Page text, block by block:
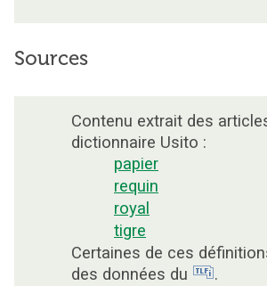
Sources
Contenu extrait des
dictionnaire Usito :
papier
requin
royal
tigre
Certaines de ces
des données du
.